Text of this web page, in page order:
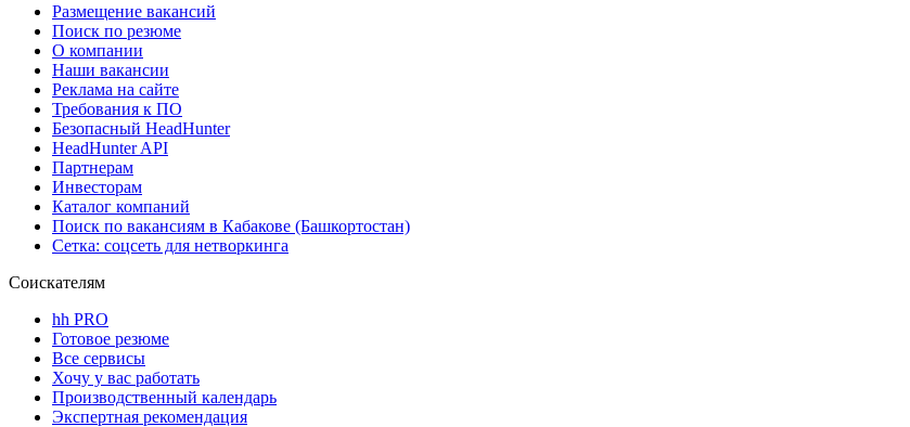
Размещение вакансий
Поиск по резюме
О компании
Наши вакансии
Реклама на сайте
Требования к ПО
Безопасный HeadHunter
HeadHunter API
Партнерам
Инвесторам
Каталог компаний
Поиск по вакансиям в Кабакове (Башкортостан)
Сетка: соцсеть для нетворкинга
Соискателям
hh PRO
Готовое резюме
Все сервисы
Хочу у вас работать
Производственный календарь
Экспертная рекомендация